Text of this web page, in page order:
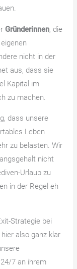
Gründerinnen, die
nicht in der
aus, dass sie
Kapital im
zu machen.
dass unsere
Leben
zu belasten. Wir
nicht
Urlaub zu
in der Regel eh
Strategie bei
also ganz klar
7 an ihrem